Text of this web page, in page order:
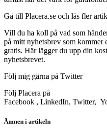
Gå till Placera.se och läs fler
Vill du ha koll på vad som
på mitt nyhetsbrev som kommer
gratis. Här lägger du upp din
nyhetsbrevet.
Följ mig gärna på Twitter
Följ Placera på
Facebook , LinkedIn, Twitter,
Ämnen i artikeln